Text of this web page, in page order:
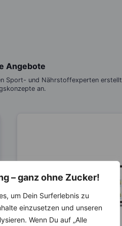
– ganz ohne Zucker!
um Dein Surferlebnis zu
einzusetzen und unseren
Wenn Du auf „Alle
Angebote
Sport- und Nährstoffexperten
an.